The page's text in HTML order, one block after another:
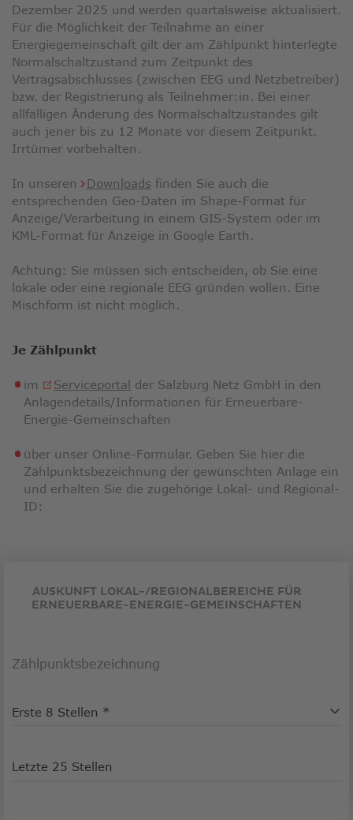
Dezember 2025 und werden quartalsweise aktualisiert.
Für die Möglichkeit der Teilnahme an einer
Energiegemeinschaft gilt der am Zählpunkt hinterlegte
Normalschaltzustand zum Zeitpunkt des
Vertragsabschlusses (zwischen EEG und Netzbetreiber)
bzw. der Registrierung als Teilnehmer:in. Bei einer
allfälligen Änderung des Normalschaltzustandes gilt
auch jener bis zu 12 Monate vor diesem Zeitpunkt.
Irrtümer vorbehalten.
In unseren Downloads finden Sie auch die
entsprechenden Geo-Daten im Shape-Format für
Anzeige/Verarbeitung in einem GIS-System oder im
KML-Format für Anzeige in Google Earth.
Achtung: Sie müssen sich entscheiden, ob Sie eine
lokale oder eine regionale EEG gründen wollen. Eine
Mischform ist nicht möglich.
Je Zählpunkt
im Serviceportal der Salzburg Netz GmbH in den
Anlagendetails/Informationen für Erneuerbare-
Energie-Gemeinschaften
über unser Online-Formular. Geben Sie hier die
Zählpunktsbezeichnung der gewünschten Anlage ein
und erhalten Sie die zugehörige Lokal- und Regional-
ID:
AUSKUNFT LOKAL-/REGIONALBEREICHE FÜR
ERNEUERBARE-ENERGIE-GEMEINSCHAFTEN
Zählpunktsbezeichnung
Erste 8 Stellen
Letzte 25 Stellen